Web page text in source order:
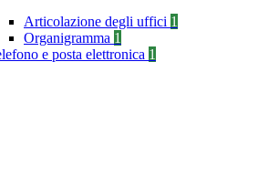
Articolazione degli uffici 1
Organigramma 1
e posta elettronica 1